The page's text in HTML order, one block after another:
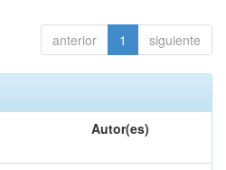
anterior 1 siguiente
Autor(es)